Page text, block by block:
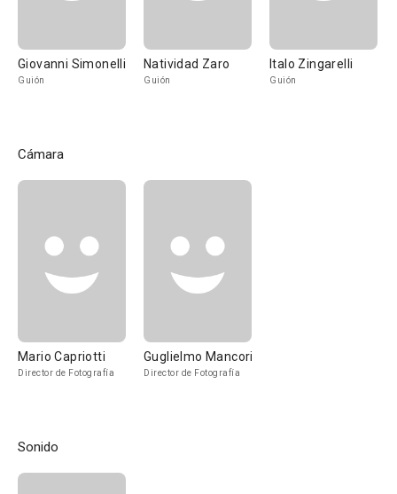
Giovanni Simonelli
Guión
Natividad Zaro
Guión
Italo Zingarelli
Guión
Cámara
Mario Capriotti
Director de Fotografía
Guglielmo Mancori
Director de Fotografía
Sonido